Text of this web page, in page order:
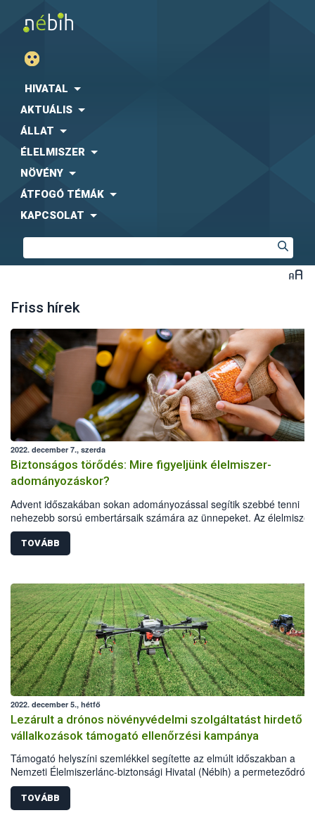
HIVATAL
AKTUÁLIS
ÁLLAT
ÉLELMISZER
NÖVÉNY
ÁTFOGÓ TÉMÁK
KAPCSOLAT
Friss hírek
2022. december 7., szerda
Biztonságos törődés: Mire figyeljünk élelmiszer-
adományozáskor?
Advent időszakában sokan adományozással segítik szebbé tenni
nehezebb sorsú embertársaik számára az ünnepeket. Az élelmiszer-
adományozás az egyik legkézenfekvőbb és legjobb megoldás,
ennek is megvannak a szabályai. A Nemzeti Élelmiszerlánc-
Hivatal Maradék nélkül programja összegyűjtötte a legfontosabb
segítség és öröm legyen, ne pedig kockázati forrás.
TOVÁBB
2022. december 5., hétfő
Lezárult a drónos növényvédelmi szolgáltatást hirdető
vállalkozások támogató ellenőrzési kampánya
Támogató helyszíni szemlékkel segítette az elmúlt időszakban a
Nemzeti Élelmiszerlánc-biztonsági Hivatal (Nébih) a
növényvédelmi szolgáltató vállalkozásokat annak érdekében, hogy a
jövőben a rájuk vonatkozó jogszabályi előírásoknak megfelelően
nyújthassanak szolgáltatásokat a hazai gazdáknak. A szemlék
TOVÁBB